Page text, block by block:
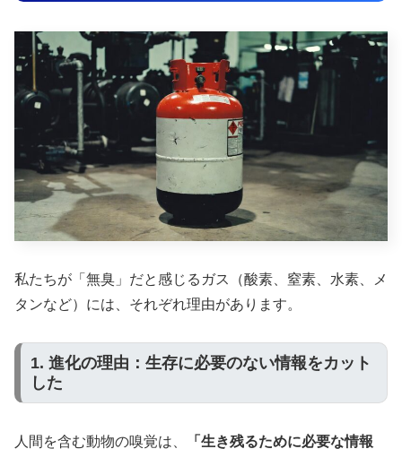
私たちが「無臭」だと感じるガス（酸素、窒素、水素、メ
タンなど）には、それぞれ理由があります。
1. 進化の理由：生存に必要のない情報をカット
した
人間を含む動物の嗅覚は、
「生き残るために必要な情報